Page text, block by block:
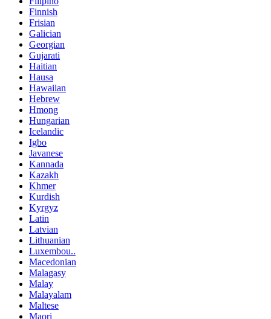
Finnish
Frisian
Galician
Georgian
Gujarati
Haitian
Hausa
Hawaiian
Hebrew
Hmong
Hungarian
Icelandic
Igbo
Javanese
Kannada
Kazakh
Khmer
Kurdish
Kyrgyz
Latin
Latvian
Lithuanian
Luxembou..
Macedonian
Malagasy
Malay
Malayalam
Maltese
Maori